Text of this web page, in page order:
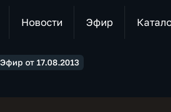
Новости Эфир
от 17.08.2013